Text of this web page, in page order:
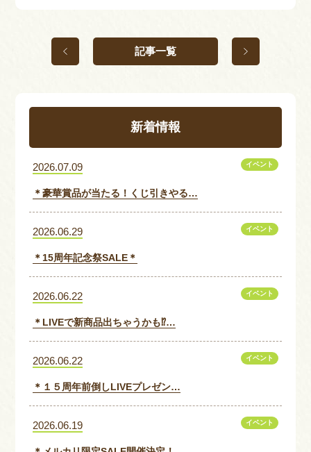
記事一覧
新着情報
2026.07.09 イベント
＊豪華賞品が当たる！くじ引きやる…
2026.06.29 イベント
＊15周年記念祭SALE＊
2026.06.22 イベント
＊LIVEで新商品出ちゃうかも⁉…
2026.06.22 イベント
＊１５周年前倒しLIVEプレゼン…
2026.06.19 イベント